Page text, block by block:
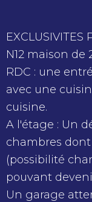
EXCLUSIVITES
N12 maison de
RDC : une
avec une
cuisine.
A l'étage : Un
chambres
(possibilité
pouvant
Un garage